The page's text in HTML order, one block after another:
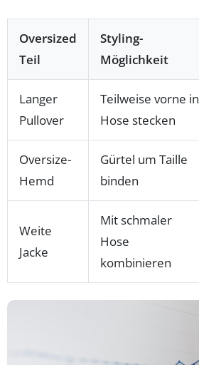
Oversized
Teil
Styling-
Möglichkeit
Langer
Pullover
Teilweise vorne in
Hose stecken
Oversize-
Hemd
Gürtel um Taille
binden
Weite
Jacke
Mit schmaler
Hose
kombinieren